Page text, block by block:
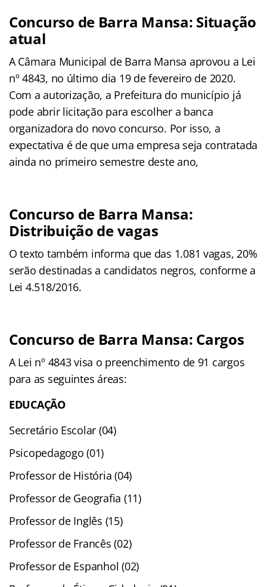
Concurso de Barra Mansa: Situação
atual
A Câmara Municipal de Barra Mansa aprovou a Lei
nº 4843, no último dia 19 de fevereiro de 2020.
Com a autorização, a Prefeitura do município já
pode abrir licitação para escolher a banca
organizadora do novo concurso. Por isso, a
expectativa é de que uma empresa seja contratada
ainda no primeiro semestre deste ano,
Concurso de Barra Mansa:
Distribuição de vagas
O texto também informa que das 1.081 vagas, 20%
serão destinadas a candidatos negros, conforme a
Lei 4.518/2016.
Concurso de Barra Mansa: Cargos
A Lei nº 4843 visa o preenchimento de 91 cargos
para as seguintes áreas:
EDUCAÇÃO
Secretário Escolar (04)
Psicopedagogo (01)
Professor de História (04)
Professor de Geografia (11)
Professor de Inglês (15)
Professor de Francês (02)
Professor de Espanhol (02)